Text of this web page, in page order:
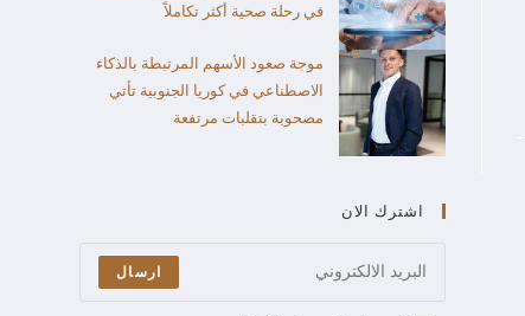
في رحلة صحية أكثر تكاملاً
موجة صعود الأسهم المرتبطة بالذكاء
الاصطناعي في كوريا الجنوبية تأتي
مصحوبة بتقلبات مرتفعة
اشترك الان
ارسال